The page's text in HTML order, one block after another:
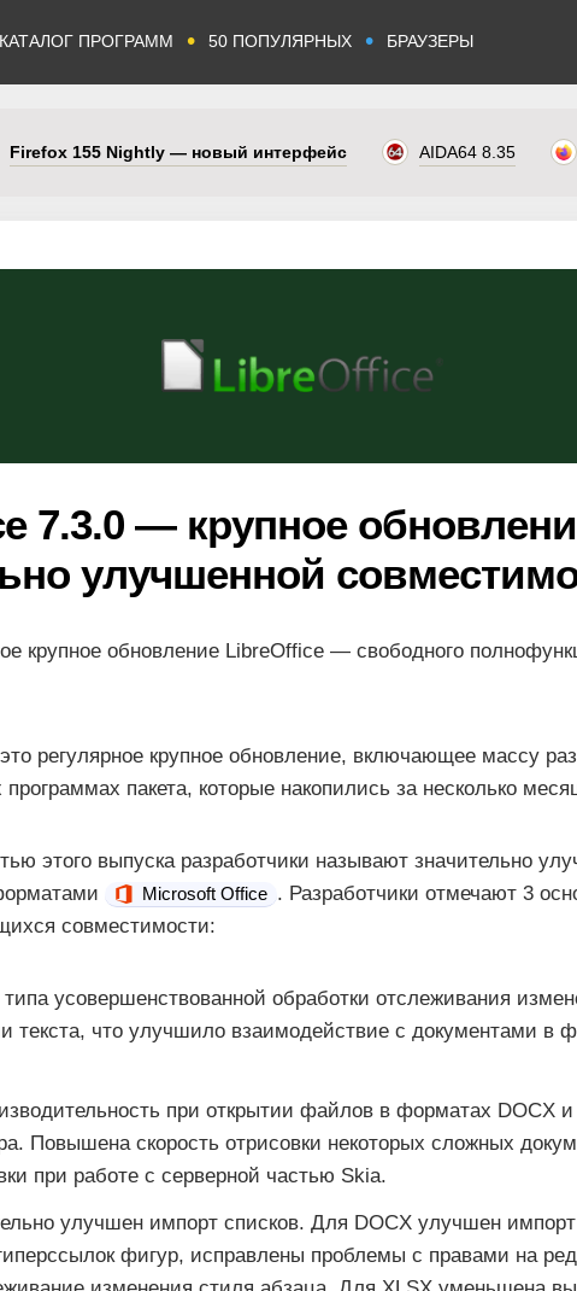
КАТАЛОГ ПРОГРАММ • 50 ПОПУЛЯРНЫХ • БРАУЗЕРЫ
Firefox 155 Nightly — новый интерфейс AIDA64 8.35
7.3.0 — крупное
улучшенной
крупное обновление LibreOffice — свободного
регулярное крупное обновление, включающее массу
пакета, которые накопились за несколько
этого выпуска разработчики называют значительно
Microsoft Office . Разработчики отмечают 3
совместимости:
усовершенствованной обработки отслеживания
текста, что улучшило взаимодействие с документами в
при открытии файлов в форматах DOCX и
Повышена скорость отрисовки некоторых сложных
при работе с серверной частью Skia.
улучшен импорт списков. Для DOCX улучшен
фигур, исправлены проблемы с правами на